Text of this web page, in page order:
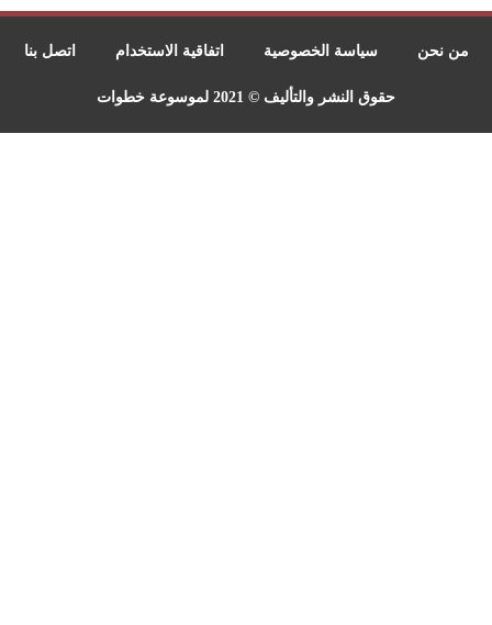
من نحن سياسة الخصوصية اتفاقية الاستخدام اتصل بنا
حقوق النشر والتأليف © 2021 لموسوعة خطوات